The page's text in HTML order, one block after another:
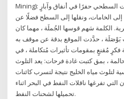
Mining): يتضمن التعدين الجوفي أو تحت السطحي حفرًا في أنفاق وآبارٍ
الخامات، ونقلها إلى السطح فضلًا عن
الكلمة سَهم قوسها الجُملَة ، مهما كان
بَوْصَلَة ، حدَّدت الموقع بدقة عن موقف به
فكرٍ مُقنعٍ بمقومات تأثيرات مُتكاملة ، في
، بمق كتبت غادة فرحات: يعد التلوث
لتلوث مياه الخليج نتيجة لتسرب كائنات
التي تفرغها ناقلات النفط في البحر اثناء
تحميلها لشحنات النفط.